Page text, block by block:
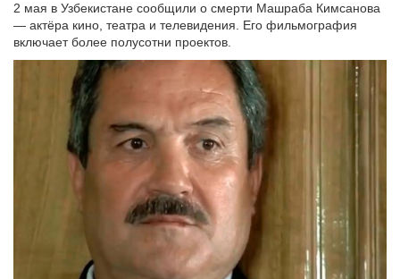
2 мая в Узбекистане сообщили о смерти Машраба Кимсанова
— актёра кино, театра и телевидения. Его фильмография
включает более полусотни проектов.